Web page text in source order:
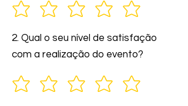
2. Qual o seu nível de satisfação
com a realização do evento?